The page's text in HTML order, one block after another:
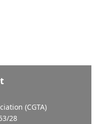
(CGTA)
28